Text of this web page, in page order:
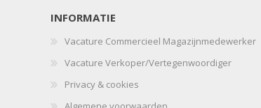
INFORMATIE
Vacature Commercieel Magazijnmedewerker
Vacature Verkoper/Vertegenwoordiger
Privacy & cookies